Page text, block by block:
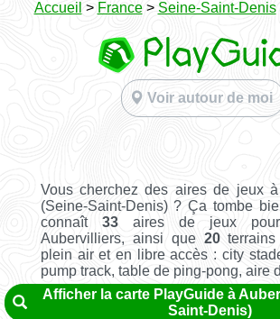
Accueil > France> Seine-Saint-Denis
Voir autour de moi
Vous cherchez des aires de jeux
(Seine-Saint-Denis) ? Ça tombe
connaît 33aires de jeux
Aubervilliers, ainsi que 20terrains
plein air et en libre accès : city
pump track, table de ping-pong, aire
Afficher la carte PlayGuide à
Saint-Denis)